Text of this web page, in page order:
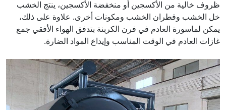
ظروف خالية من الأكسجين أو منخفضة الأكسجين، ينتج الخشب
خل الخشب وقطران الخشب ومكونات أخرى. علاوة على ذلك،
يمكن لماسورة العادم في فرن الكربنة بتدفق الهواء الأفقي جمع
غازات العادم في الوقت المناسب وإيداع المواد الضارة.